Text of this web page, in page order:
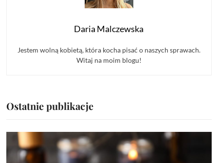
Daria Malczewska
Jestem wolną kobietą, która kocha pisać o naszych sprawach.
Witaj na moim blogu!
Ostatnie publikacje